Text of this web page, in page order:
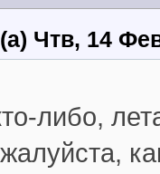
Чтв, 14
либо,